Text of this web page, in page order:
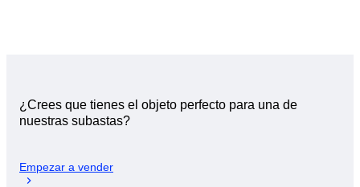
¿Crees que tienes el objeto perfecto para una de
nuestras subastas?
Empezar a vender